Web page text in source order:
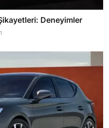
Deneyimler